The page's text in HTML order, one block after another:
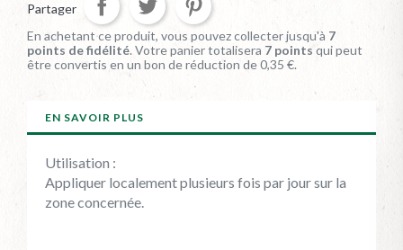
Partager
En achetant ce produit, vous pouvez collecter jusqu'à 7
points de fidélité. Votre panier totalisera 7 points qui peut
être convertis en un bon de réduction de0,35 €.
EN SAVOIR PLUS
Utilisation :
Appliquer localement plusieurs fois par jour sur la
zone concernée.